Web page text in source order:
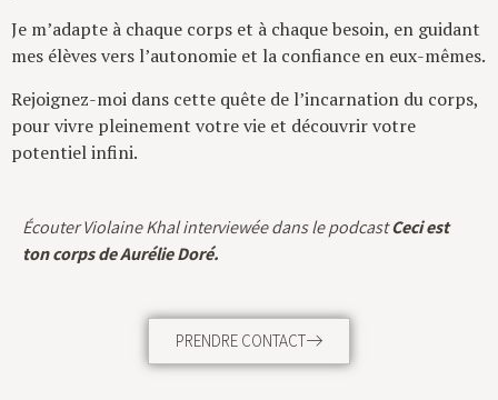
Je m’adapte à chaque corps et à chaque besoin, en guidant
mes élèves vers l’autonomie et la confiance en eux-mêmes.
Rejoignez-moi dans cette quête de l’incarnation du corps,
pour vivre pleinement votre vie et découvrir votre
potentiel infini.
Écouter Violaine Khal interviewée dans le podcastCeci est
ton corps de Aurélie Doré.
PRENDRE CONTACT